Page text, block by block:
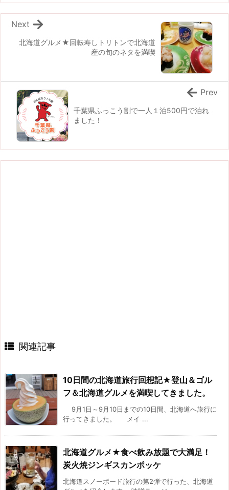
北海道グルメ★回転寿しトリトンで北海道
産の旬のネタを満喫
Next
千葉県ふっこう割で一人１泊500円で泊れ
ました！
Prev
関連記事
10日間の北海道旅行回想記★登山＆ゴル
フ＆北海道グルメを満喫してきました。
9月1日～9月10日までの10日間、北海道へ旅行に
行ってきました。 メイ ...
北海道グルメ★食べ飲み放題で大満足！
炭火焼ジンギスカンポッケ
北海道スノーボード旅行の第2弾で行った、北海道